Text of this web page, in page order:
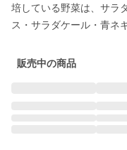
培している野菜は、サラ
ス・サラダケール・青ネ
販売中の商品